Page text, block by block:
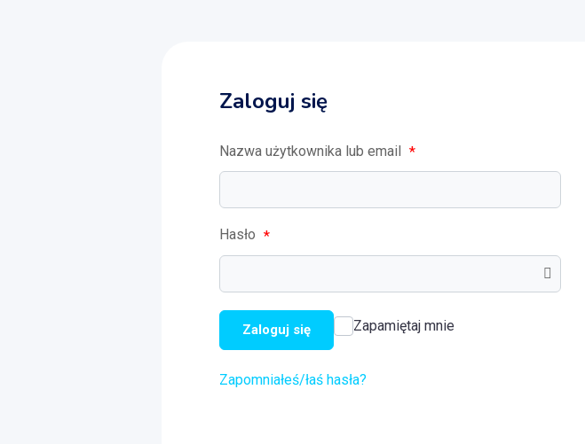
Zaloguj się
Nazwa użytkownika lub email *
Hasło *
Zaloguj się Zapamiętaj mnie
Zapomniałeś/łaś hasła?